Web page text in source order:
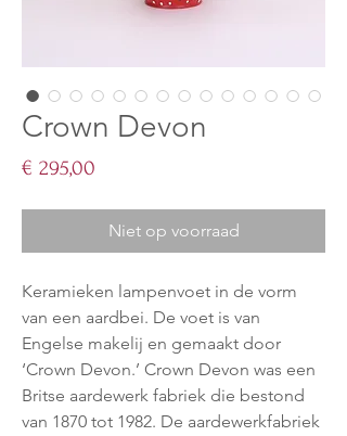
Crown Devon
€ 295,00
Niet op voorraad
Keramieken lampenvoet in de vorm
van een aardbei. De voet is van
Engelse makelij en gemaakt door
‘Crown Devon.’ Crown Devon was een
Britse aardewerk fabriek die bestond
van 1870 tot 1982. De aardewerkfabriek